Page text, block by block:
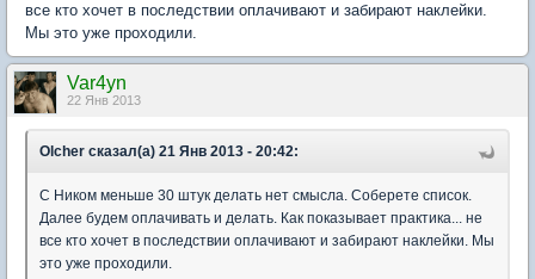
все кто хочет в последствии оплачивают и забирают наклейки.
Мы это уже проходили.
Var4yn
22 Янв 2013
Olcher сказал(а) 21 Янв 2013 - 20:42:
С Ником меньше 30 штук делать нет смысла. Соберете список.
Далее будем оплачивать и делать. Как показывает практика... не
все кто хочет в последствии оплачивают и забирают наклейки. Мы
это уже проходили.